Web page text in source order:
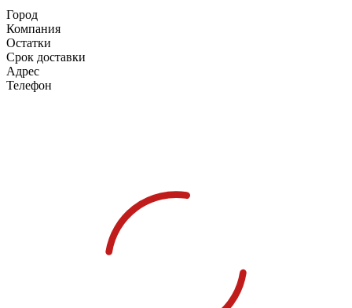
Город
Компания
Остатки
Срок доставки
Адрес
Телефон